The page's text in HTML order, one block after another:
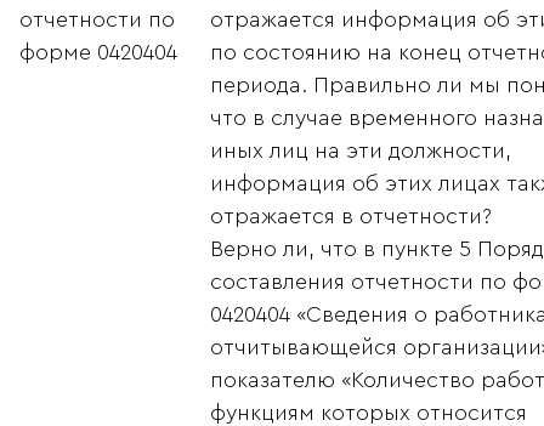
отчетности по
форме 0420404
отражается информация об
по состоянию на конец
периода. Правильно ли мы
что в случае временного
иных лиц на эти должности,
информация об этих лицах
отражается в отчетности?
Верно ли, что в пункте 5
составления отчетности по
0420404 «Сведения о
отчитывающейся
показателю «Количество
функциям которых относится